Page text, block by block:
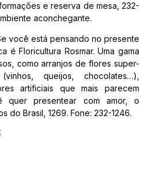
e reserva de mesa, 232-
aconchegante.
você está pensando no presente
é Floricultura Rosmar. Uma gama
como arranjos de flores super-
queijos, chocolates…),
artificiais que mais parecem
quer presentear com amor, o
do Brasil, 1269. Fone: 232-1246.